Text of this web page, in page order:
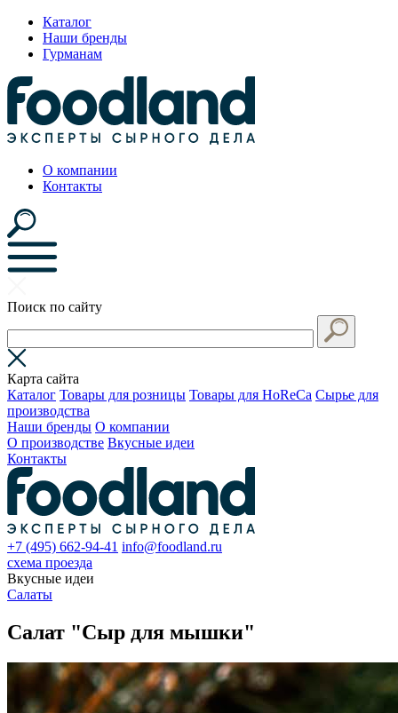
Каталог
Наши бренды
Гурманам
О компании
Контакты
Поиск по сайту
Карта сайта
Каталог Товары для розницы Товары для HoReCa Сырье для
производства
Наши бренды О компании
О производстве Вкусные идеи
Контакты
+7 (495) 662-94-41 info@foodland.ru
схема проезда
Вкусные идеи
Салаты
Салат "Сыр для мышки"